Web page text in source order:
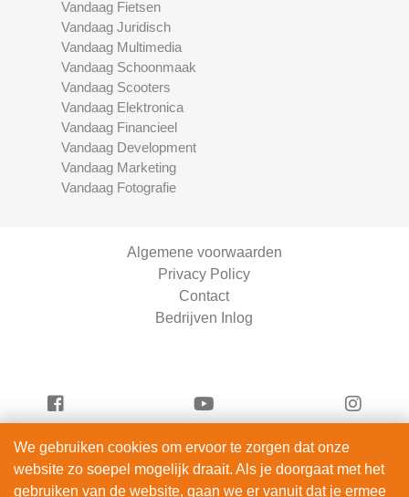
Vandaag Fietsen
Vandaag Juridisch
Vandaag Multimedia
Vandaag Schoonmaak
Vandaag Scooters
Vandaag Elektronica
Vandaag Financieel
Vandaag Development
Vandaag Marketing
Vandaag Fotografie
Algemene voorwaarden
Privacy Policy
Contact
Bedrijven Inlog
Vandaag Scooters is onderdeel van
ServiceRight B.V. | KVK 90914872
We gebruiken cookies om ervoor te zorgen dat onze
website zo soepel mogelijk draait. Als je doorgaat met het
gebruiken van de website, gaan we er vanuit dat je ermee